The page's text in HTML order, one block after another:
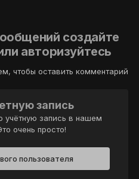
создайте
авторизуйтесь
чтобы оставить комментарий
запись
учётную запись в нашем
очень просто!
пользователя